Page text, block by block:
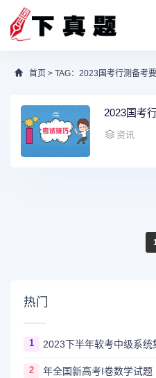
首页 > TAG：2023国考行测备考
2023国考
资讯
热门
1
2 年全国新高考I卷数学试题